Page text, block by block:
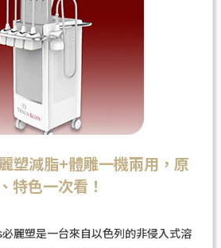
塑減脂+體雕一機兩用，原
特色一次看！
麗塑是一台來自以色列的非侵入式溶